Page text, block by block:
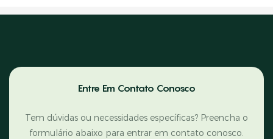
Entre Em Contato Conosco
Tem dúvidas ou necessidades específicas? Preencha o
formulário abaixo para entrar em contato conosco.